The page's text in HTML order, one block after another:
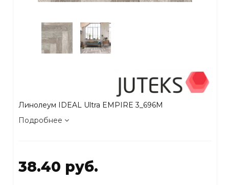
Линолеум IDEAL Ultra EMPIRE 3_696M
Подробнее
38.40 руб.